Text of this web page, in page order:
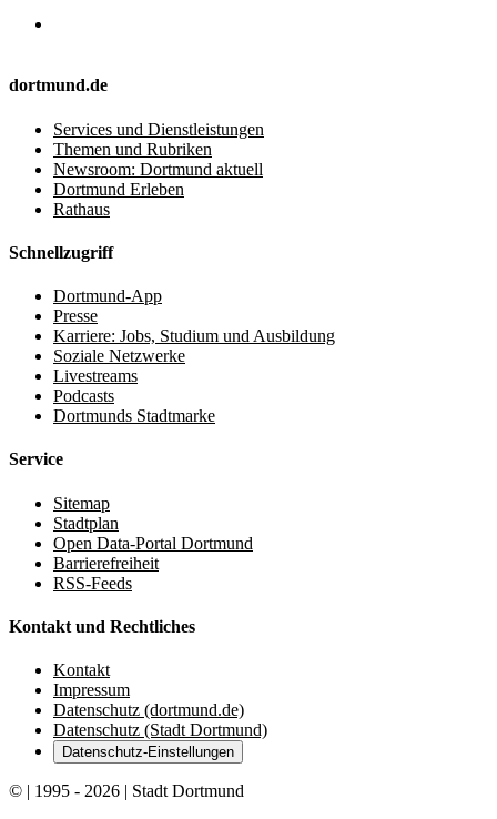
dortmund.de
Services und Dienstleistungen
Themen und Rubriken
Newsroom: Dortmund aktuell
Dortmund Erleben
Rathaus
Schnellzugriff
Dortmund-App
Presse
Karriere: Jobs, Studium und Ausbildung
Soziale Netzwerke
Livestreams
Podcasts
Dortmunds Stadtmarke
Service
Sitemap
Stadtplan
Open Data-Portal Dortmund
Barrierefreiheit
RSS-Feeds
Kontakt und Rechtliches
Kontakt
Impressum
Datenschutz (dortmund.de)
Datenschutz (Stadt Dortmund)
Datenschutz-Einstellungen
© | 1995 - 2026 | Stadt Dortmund